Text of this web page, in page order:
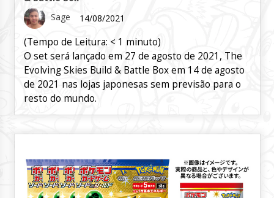
Sage
14/08/2021
(Tempo de Leitura: < 1 minuto)
O set será lançado em 27 de agosto de 2021, The
Evolving Skies Build & Battle Box em 14 de agosto
de 2021 nas lojas japonesas sem previsão para o
resto do mundo.